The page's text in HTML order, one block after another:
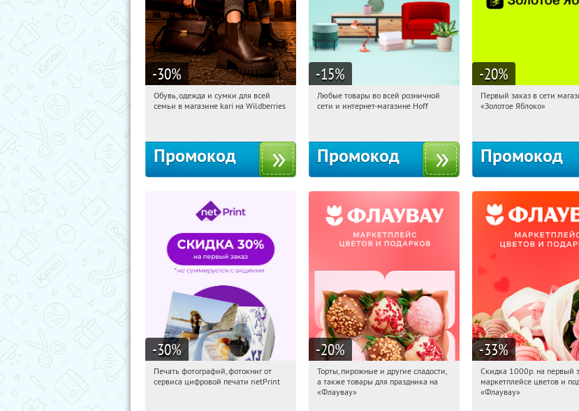
-30%
01:27:37 Получили:
Обувь, одежда и сумки для всей
семьи в магазине kari на Wildberries
Промокод
-15%
01:27:37 Получили:
Любые товары во всей розничной
сети и интернет-магазине Hoff
Промокод
-20%
01:27:37
Первый заказ в сети
«Золотое Яблоко»
Промокод
-30%
01:27:37 Получили:
Печать фотографий, фотокниг от
сервиса цифровой печати netPrint
-20%
01:27:37 Получили:
Россия
Торты, пирожные и другие сладости,
а также товары для праздника на
«Флаувау»
-33%
01:27:37
Россия
Скидка 1000р. на первый
маркетплейсе цветов и
«Флаувау»